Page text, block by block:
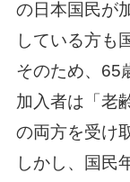
の日本国民が
している方も
そのため、65
加入者は「老
の両方を受け
しかし、国民